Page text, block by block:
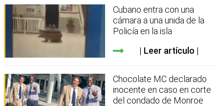
Cubano entra con una
cámara a una unida de la
Policía en la isla
Leer artículo
Chocolate MC declarado
inocente en caso en corte
del condado de Monroe